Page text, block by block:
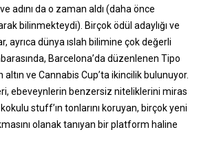
adını da o zaman aldı (daha önce
bilinmekteydi). Birçok ödül adaylığı ve
ayrıca dünya ıslah bilimine çok değerli
Barcelona’da düzenlenen Tipo
ve Cannabis Cup’ta ikincilik bulunuyor.
ebeveynlerin benzersiz niteliklerini miras
stuff’ın tonlarını koruyan, birçok yeni
olanak tanıyan bir platform haline